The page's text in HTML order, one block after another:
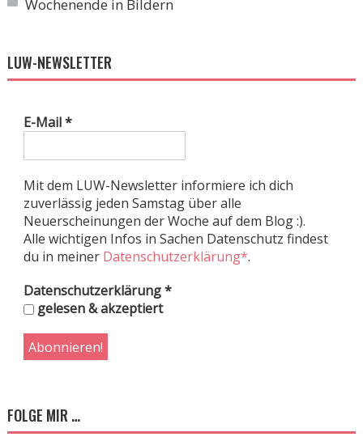
Wochenende in Bildern
LUW-NEWSLETTER
E-Mail*
Mit dem LUW-Newsletter informiere ich dich
zuverlässig jeden Samstag über alle
Neuerscheinungen der Woche auf dem Blog :).
Alle wichtigen Infos in Sachen Datenschutz findest
du in meiner Datenschutzerklärung*.
Datenschutzerklärung*
gelesen & akzeptiert
FOLGE MIR …